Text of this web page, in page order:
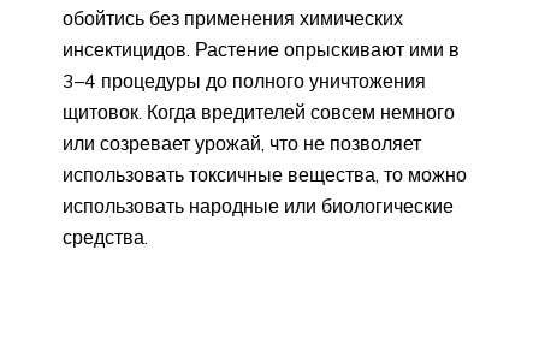
обойтись без применения химических
инсектицидов. Растение опрыскивают ими в
3–4 процедуры до полного уничтожения
щитовок. Когда вредителей совсем немного
или созревает урожай, что не позволяет
использовать токсичные вещества, то можно
использовать народные или биологические
средства.